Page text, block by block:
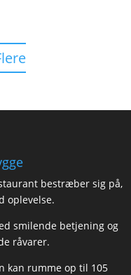
bestræber sig på,
oplevelse.
smilende betjening og
råvarer.
kan rumme op til 105